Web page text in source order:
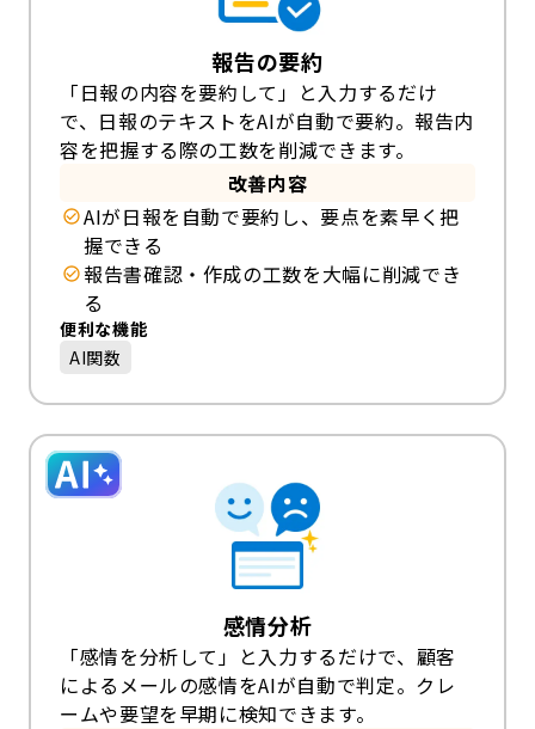
報告の要約
「日報の内容を要約して」と入力するだけ
で、日報のテキストをAIが自動で要約。報告内
容を把握する際の工数を削減できます。
改善内容
AIが日報を自動で要約し、要点を素早く把
握できる
報告書確認・作成の工数を大幅に削減でき
る
便利な機能
AI関数
感情分析
「感情を分析して」と入力するだけで、顧客
によるメールの感情をAIが自動で判定。クレ
ームや要望を早期に検知できます。